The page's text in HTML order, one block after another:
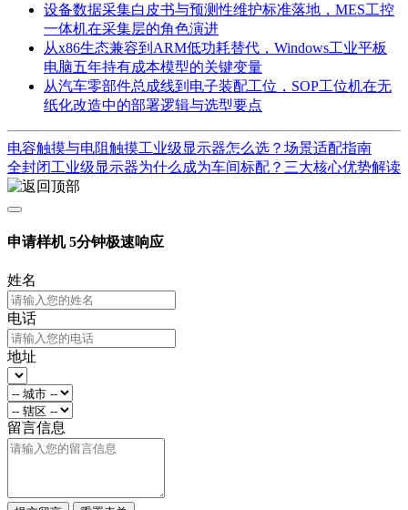
设备数据采集白皮书与预测性维护标准落地，MES工控
一体机在采集层的角色演进
从x86生态兼容到ARM低功耗替代，Windows工业平板
电脑五年持有成本模型的关键变量
从汽车零部件总成线到电子装配工位，SOP工位机在无
纸化改造中的部署逻辑与选型要点
电容触摸与电阻触摸工业级显示器怎么选？场景适配指南
全封闭工业级显示器为什么成为车间标配？三大核心优势解读
申请样机5分钟极速响应
姓名
电话
地址
留言信息